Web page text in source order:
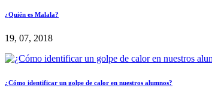
¿Quién es Malala?
19, 07, 2018
¿Cómo identificar un golpe de calor en nuestros alumnos?